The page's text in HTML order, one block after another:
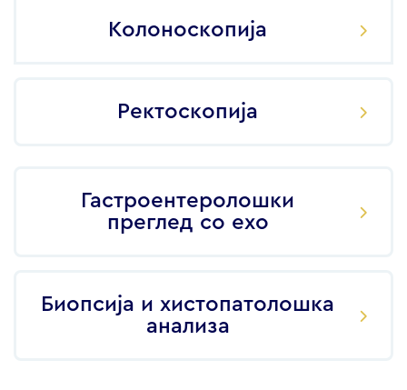
Колоноскопија
Ректоскопија
Гастроентеролошки
преглед со ехо
Биопсија и хистопатолошка
анализа